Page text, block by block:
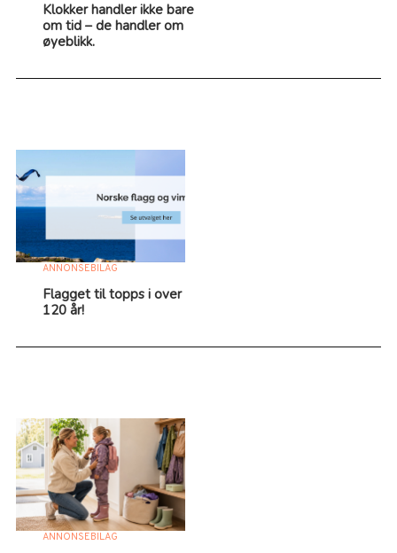
Klokker handler ikke bare
om tid – de handler om
øyeblikk.
ANNONSEBILAG
Flagget til topps i over
120 år!
ANNONSEBILAG